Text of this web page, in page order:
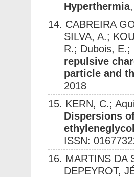
Hyperthermia
14. CABREIRA
SILVA, A.;
R.; Dubois,
repulsive
particle and
2018
15. KERN, C.;
Dispersions
ISSN:
16. MARTINS DA
DEPEYROT,